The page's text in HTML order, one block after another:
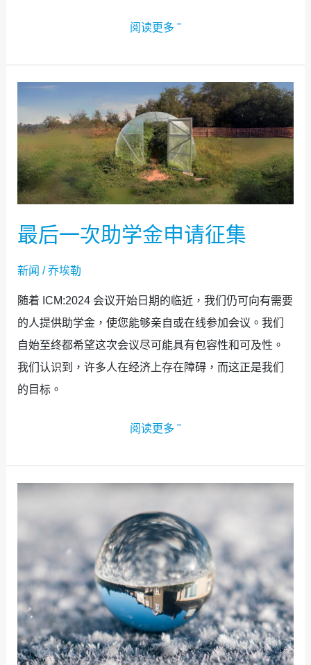
阅读更多 "
最后一次助学金申请征集
新闻 /乔埃勒
随着 ICM:2024 会议开始日期的临近，我们仍可向有需要
的人提供助学金，使您能够亲自或在线参加会议。我们
自始至终都希望这次会议尽可能具有包容性和可及性。
我们认识到，许多人在经济上存在障碍，而这正是我们
的目标。
后
一
次
助
学
金
申
征
集
阅读更多 "
连
接
的
力
量：
为
什
么